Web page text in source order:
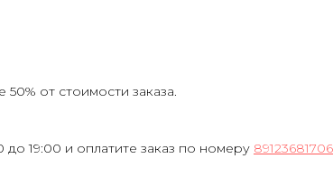
от стоимости заказа.
19:00 и оплатите заказ по номеру 89123681706